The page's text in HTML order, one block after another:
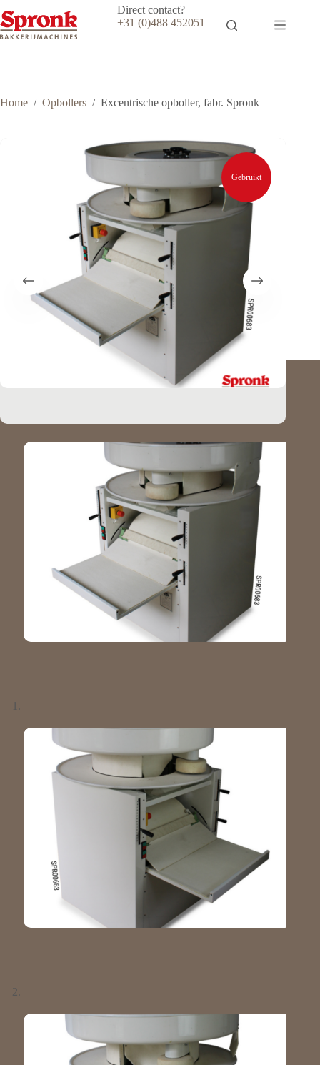
naar
de
Direct contact?
+31 (0)488 452051
Home / Opbollers / Excentrische opboller, fabr. Spronk
Gebruikt